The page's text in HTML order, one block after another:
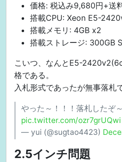
価格: 税込み9,680円+送
搭載CPU: Xeon E5-
搭載メモリ: 4GB x2
搭載ストレージ: 300GB
こいつ、なんとE5-
格である。
入札形式であったが無事落札
やった～！！！落札したぞ
pic.twitter.com/ozr7grUQwi
— yui (@sugtao4423)
2.5インチ問題